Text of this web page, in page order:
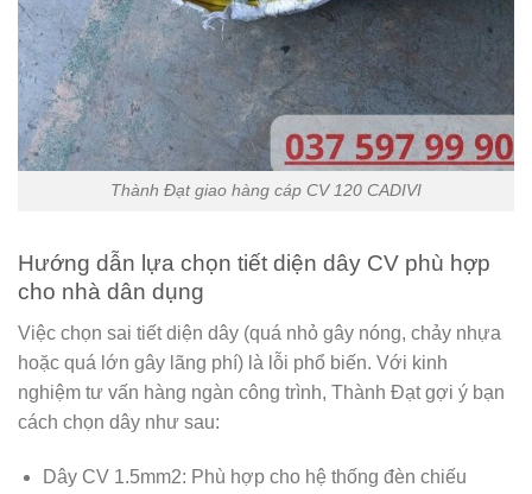
Thành Đạt giao hàng cáp CV 120 CADIVI
Hướng dẫn lựa chọn tiết diện dây CV phù hợp
cho nhà dân dụng
Việc chọn sai tiết diện dây (quá nhỏ gây nóng, chảy nhựa
hoặc quá lớn gây lãng phí) là lỗi phổ biến. Với kinh
nghiệm tư vấn hàng ngàn công trình, Thành Đạtgợi ý bạn
cách chọn dây như sau:
Dây CV 1.5mm2: Phù hợp cho hệ thống đèn chiếu